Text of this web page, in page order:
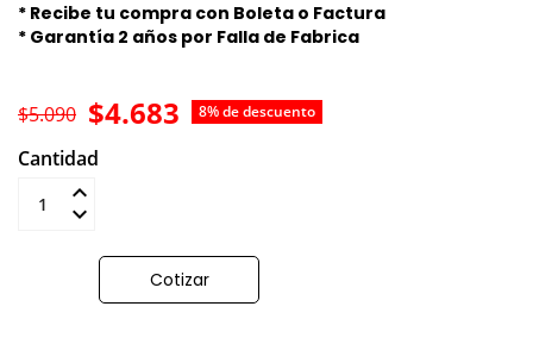
* Recibe tu compra con Boleta o Factura
* Garantía 2 años por Falla de Fabrica
$4.683 8% de descuento
$5.090
Cantidad
Cotizar